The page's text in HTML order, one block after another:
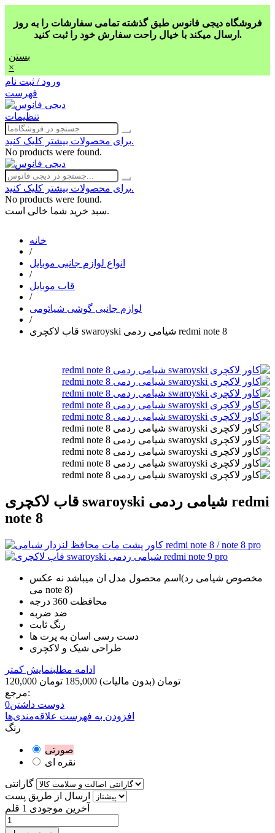
فروشگاه دیجی فانوس طبق گذشته تمامی سفارشات را به روز
ارسال میکند با خیال راحت سفارش خود را ثبت کنید.
بستن
×
ورود / ثبت نام
فهرست
تنظیمات
برای محصولات بیشتر کلیک کنید.
No products were found.
برای محصولات بیشتر کلیک کنید.
No products were found.
سبد خرید شما خالی است.
خانه
/
انواع لوازم جانبی موبایل
/
قاب موبایل
/
لوازم جانبی گوشی شیائومی
/
قاب لاکچری swaroyski شیامی ردمی redmi note 8
قاب لاکچری swaroyski شیامی ردمی redmi
note 8
اسم محصول مدل ان میباشد نه عکس(مخصوص شیامی رد
می note 8)
محافظت 360 درجه
ضد ضربه
رنگ ثابت
دست رسی اسان به پرت ها
طراحی شیک و لاکچری
ادامه مطلبنمایش کمتر
120,000 تومان (بدون مالیات) 185,000 تومان
مرجع:
دوست داشتن0
افزودن به فهرست علاقه‌مندی‌ها
رنگ
صورتی
نقره ای
گارانتی
ارسال از طریق پست
آخرین موجودی 1 قلم